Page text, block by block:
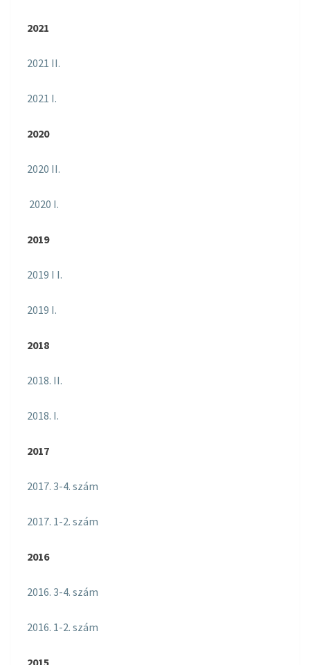
2021
2021 II.
2021 I.
2020
2020 II.
2020 I.
2019
2019 I I.
2019 I.
2018
2018. II.
2018. I.
2017
2017. 3-4. szám
2017. 1-2. szám
2016
2016. 3-4. szám
2016. 1-2. szám
2015